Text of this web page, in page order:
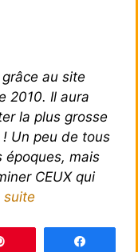
au site
2010. Il aura
la plus grosse
! Un peu de tous
époques, mais
CEUX qui
suite